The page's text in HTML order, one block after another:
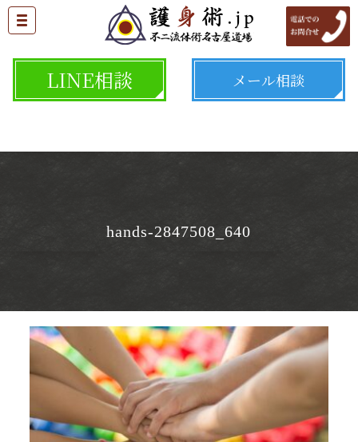
LINE相談 メール相談
hands-2847508_640